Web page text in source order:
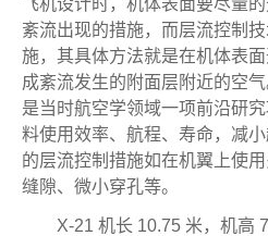
是当时航空学领域一项前沿研
料使用效率、航程、寿命，减
的层流控制措施如在机翼上使
缝隙、微小穿孔等。
X-21 机长 10.75 米，机高